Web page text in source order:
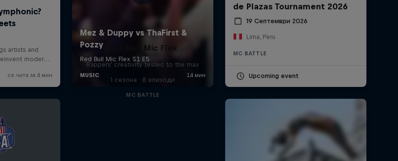
de Plazas Tournament 2026
19 Септември 2026
Lima, Peru
MC BATTLE
Upcoming event
Red Bull Mic Flex
Rappers' creativity tested to the max
1 сезона · 8 епизоди
MC BATTLE